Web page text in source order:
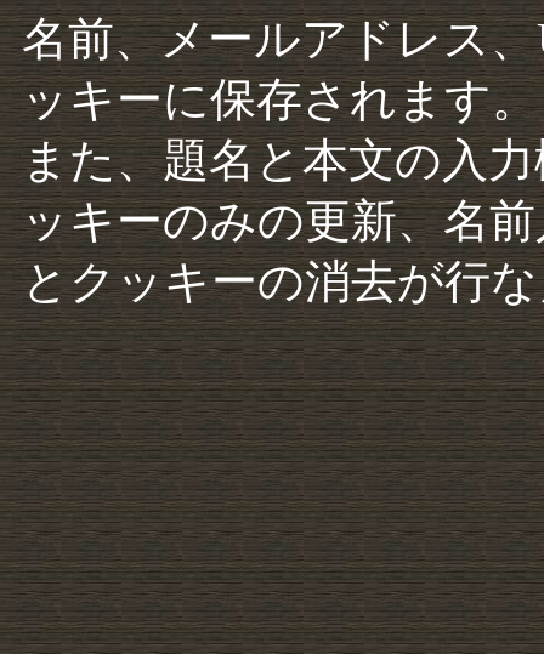
名前、メールアドレス
ッキーに保存されます。
また、題名と本文の入
ッキーのみの更新、名
とクッキーの消去が行